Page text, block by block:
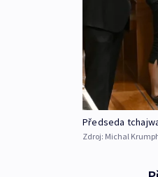
Předseda
Zdroj: Michal